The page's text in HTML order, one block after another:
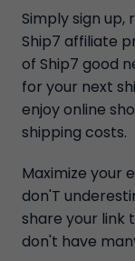
Simply sign
Ship7 affiliate
of Ship7 good
for your next
enjoy online
shipping costs.
Maximize your
don'T
share your link
don't have